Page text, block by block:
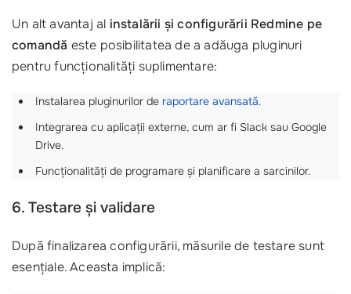
Un alt avantaj al instalării și configurării Redmine pe
comandă este posibilitatea de a adăuga pluginuri
pentru funcționalități suplimentare:
Instalarea pluginurilor de raportare avansată.
Integrarea cu aplicații externe, cum ar fi Slack sau Google
Drive.
Funcționalități de programare și planificare a sarcinilor.
6. Testare și validare
După finalizarea configurării, măsurile de testare sunt
esențiale. Aceasta implică: